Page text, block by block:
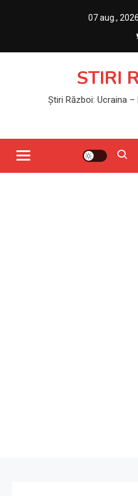
07 aug., 2026
STIRI
Știri Război: Ucraina